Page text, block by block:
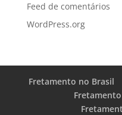
Feed de comentários
WordPress.org
Fretamento no Brasil